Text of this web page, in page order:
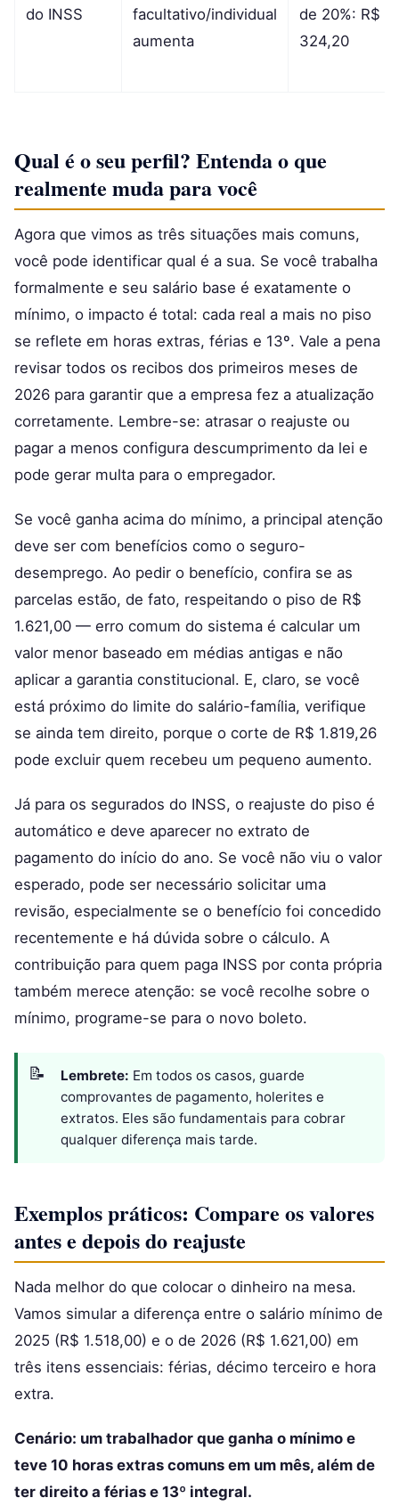
do INSS
facultativo/individual
aumenta
de 20%: R$
324,20
Qual é o seu perfil? Entenda o que
realmente muda para você
Agora que vimos as três situações mais comuns,
você pode identificar qual é a sua. Se você trabalha
formalmente e seu salário base é exatamente o
mínimo, o impacto é total: cada real a mais no piso
se reflete em horas extras, férias e 13º. Vale a pena
revisar todos os recibos dos primeiros meses de
2026 para garantir que a empresa fez a atualização
corretamente. Lembre-se: atrasar o reajuste ou
pagar a menos configura descumprimento da lei e
pode gerar multa para o empregador.
Se você ganha acima do mínimo, a principal atenção
deve ser com benefícios como o seguro-
desemprego. Ao pedir o benefício, confira se as
parcelas estão, de fato, respeitando o piso de R$
1.621,00 — erro comum do sistema é calcular um
valor menor baseado em médias antigas e não
aplicar a garantia constitucional. E, claro, se você
está próximo do limite do salário-família, verifique
se ainda tem direito, porque o corte de R$ 1.819,26
pode excluir quem recebeu um pequeno aumento.
Já para os segurados do INSS, o reajuste do piso é
automático e deve aparecer no extrato de
pagamento do início do ano. Se você não viu o valor
esperado, pode ser necessário solicitar uma
revisão, especialmente se o benefício foi concedido
recentemente e há dúvida sobre o cálculo. A
contribuição para quem paga INSS por conta própria
também merece atenção: se você recolhe sobre o
mínimo, programe-se para o novo boleto.
Lembrete: Em todos os casos, guarde
comprovantes de pagamento, holerites e
extratos. Eles são fundamentais para cobrar
qualquer diferença mais tarde.
Exemplos práticos: Compare os valores
antes e depois do reajuste
Nada melhor do que colocar o dinheiro na mesa.
Vamos simular a diferença entre o salário mínimo de
2025 (R$ 1.518,00) e o de 2026 (R$ 1.621,00) em
três itens essenciais: férias, décimo terceiro e hora
extra.
Cenário: um trabalhador que ganha o mínimo e
teve 10 horas extras comuns em um mês, além de
ter direito a férias e 13º integral.